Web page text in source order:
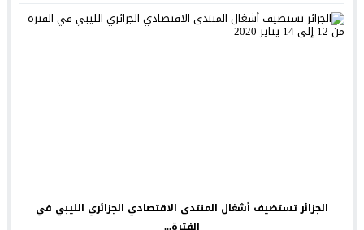
الجزائر تستضيف أشغال المنتدى الاقتصادي الجزائري الليبي في